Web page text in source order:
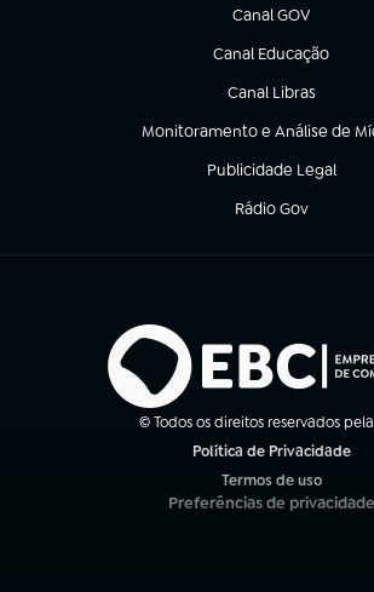
Canal GOV
(abre em nova aba)
Canal Educação
(abre em nova aba)
Canal Libras
(abre em nova aba)
Monitoramento e Análise de
(abre em nova aba)
Publicidade Legal
(abre em nova aba)
Rádio Gov
(abre em nova aba)
© Todos os direitos reservados pela
Política de Privacidade
Termos de uso
(abre em nova aba)
Preferências de privacidade